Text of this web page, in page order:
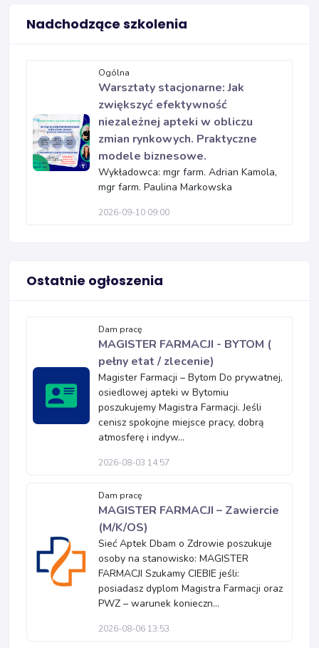
Nadchodzące szkolenia
Ogólna
Warsztaty stacjonarne: Jak
zwiększyć efektywność
niezależnej apteki w obliczu
zmian rynkowych. Praktyczne
modele biznesowe.
Wykładowca: mgr farm. Adrian Kamola,
mgr farm. Paulina Markowska
2026-09-10 09:00
Ostatnie ogłoszenia
Dam pracę
MAGISTER FARMACJI - BYTOM (
pełny etat / zlecenie)
Magister Farmacji – Bytom Do prywatnej,
osiedlowej apteki w Bytomiu
poszukujemy Magistra Farmacji. Jeśli
cenisz spokojne miejsce pracy, dobrą
atmosferę i indyw...
2026-08-03 14:57
Dam pracę
MAGISTER FARMACJI – Zawiercie
(M/K/OS)
Sieć Aptek Dbam o Zdrowie poszukuje
osoby na stanowisko: MAGISTER
FARMACJI Szukamy CIEBIE jeśli:
posiadasz dyplom Magistra Farmacji oraz
PWZ – warunek konieczn...
2026-08-06 13:53